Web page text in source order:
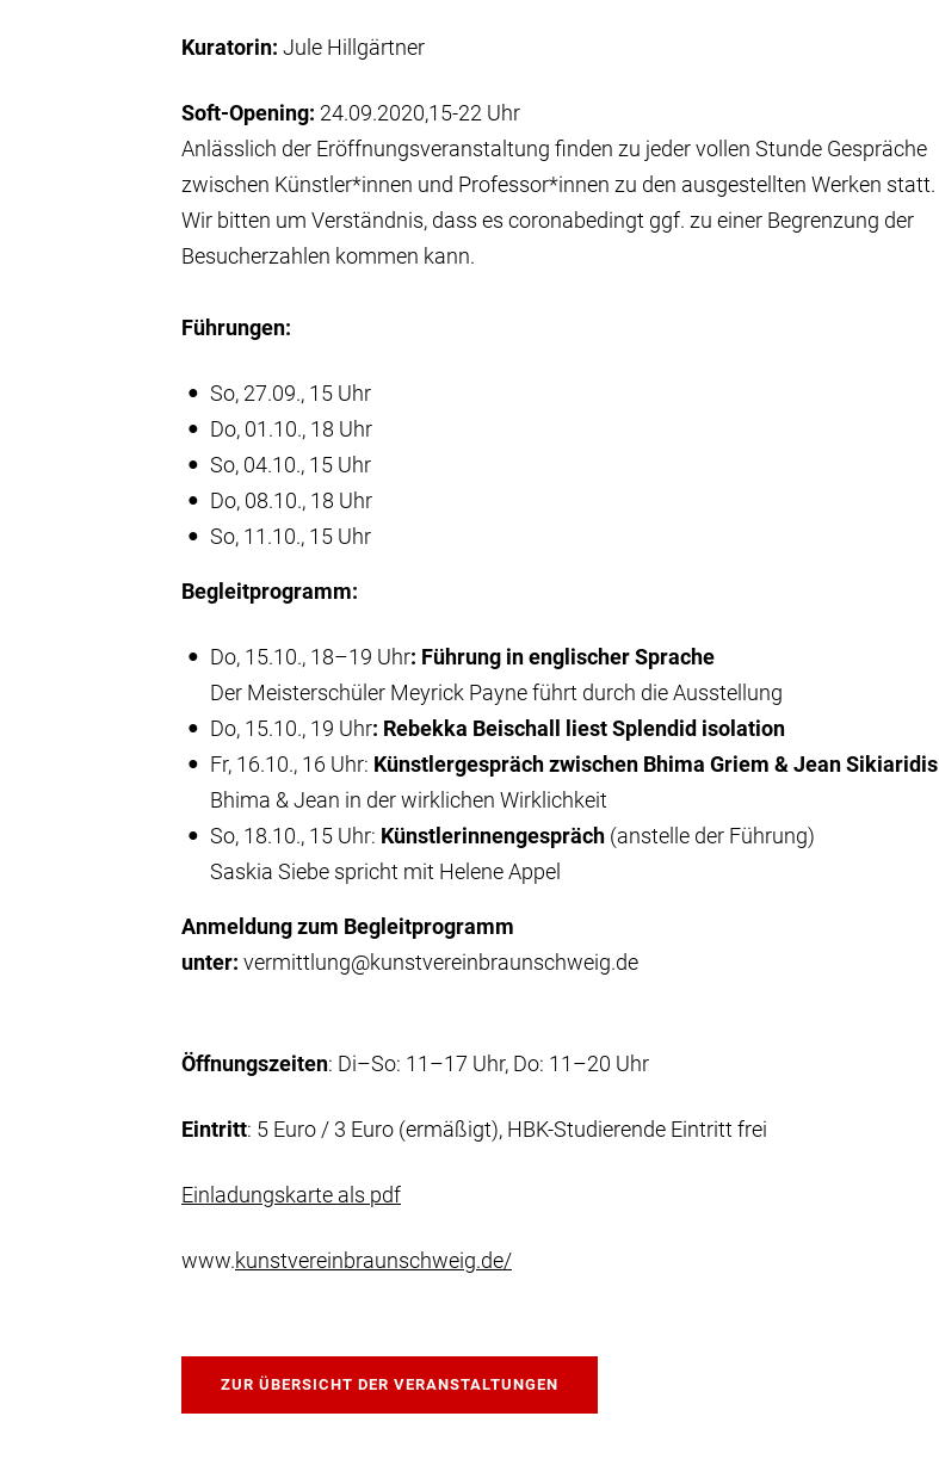
Kuratorin: Jule Hillgärtner
Soft-Opening: 24.09.2020,15-22 Uhr
Anlässlich der Eröffnungsveranstaltung finden zu jeder vollen Stunde Gespräche
zwischen Künstler*innen und Professor*innen zu den ausgestellten Werken statt.
Wir bitten um Verständnis, dass es coronabedingt ggf. zu einer Begrenzung der
Besucherzahlen kommen kann.
Führungen:
So, 27.09., 15 Uhr
Do, 01.10., 18 Uhr
So, 04.10., 15 Uhr
Do, 08.10., 18 Uhr
So, 11.10., 15 Uhr
Begleitprogramm:
Do, 15.10., 18–19 Uhr: Führung in englischer Sprache
Der Meisterschüler Meyrick Payne führt durch die Ausstellung
Do, 15.10., 19 Uhr: Rebekka Beischall liest Splendid isolation
Fr, 16.10., 16 Uhr: Künstlergespräch zwischen Bhima Griem & Jean Sikiaridis
Bhima & Jean in der wirklichen Wirklichkeit
So, 18.10., 15 Uhr: Künstlerinnengespräch (anstelle der Führung)
Saskia Siebe spricht mit Helene Appel
Anmeldung zum Begleitprogramm
unter: vermittlung@kunstvereinbraunschweig.de
Öffnungszeiten: Di–So: 11–17 Uhr, Do: 11–20 Uhr
Eintritt: 5 Euro / 3 Euro (ermäßigt), HBK-Studierende Eintritt frei
Einladungskarte als pdf
www.kunstvereinbraunschweig.de/
ZUR ÜBERSICHT DER VERANSTALTUNGEN